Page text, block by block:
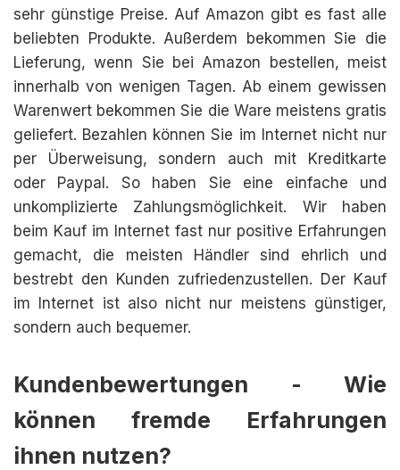
sehr günstige Preise. Auf Amazon gibt es fast alle
beliebten Produkte. Außerdem bekommen Sie die
Lieferung, wenn Sie bei Amazon bestellen, meist
innerhalb von wenigen Tagen. Ab einem gewissen
Warenwert bekommen Sie die Ware meistens gratis
geliefert. Bezahlen können Sie im Internet nicht nur
per Überweisung, sondern auch mit Kreditkarte
oder Paypal. So haben Sie eine einfache und
unkomplizierte Zahlungsmöglichkeit. Wir haben
beim Kauf im Internet fast nur positive Erfahrungen
gemacht, die meisten Händler sind ehrlich und
bestrebt den Kunden zufriedenzustellen. Der Kauf
im Internet ist also nicht nur meistens günstiger,
sondern auch bequemer.
Kundenbewertungen - Wie
können fremde Erfahrungen
ihnen nutzen?